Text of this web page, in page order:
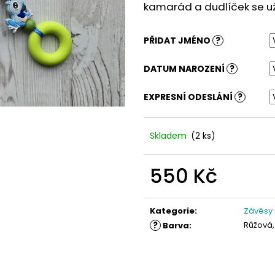
kamarád a dudlíček se
PŘIDAT JMÉNO ?
DATUM NAROZENÍ ?
EXPRESNÍ ODESLÁNÍ ?
Skladem (2 ks)
550 Kč
cena:
Kategorie:
? Barva: